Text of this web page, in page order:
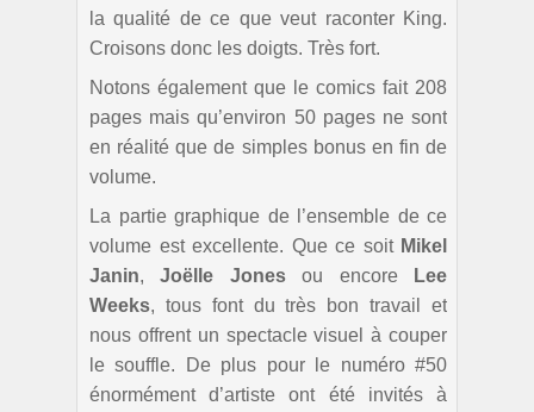
la qualité de ce que veut raconter King.
Croisons donc les doigts. Très fort.
Notons également que le comics fait 208
pages mais qu’environ 50 pages ne sont
en réalité que de simples bonus en fin de
volume.
La partie graphique de l’ensemble de ce
volume est excellente. Que ce soit Mikel
Janin,Joëlle Jonesou encore
Lee
Weeks, tous font du très bon travail et
nous offrent un spectacle visuel à couper
le souffle. De plus pour le numéro #50
énormément d’artiste ont été invités à